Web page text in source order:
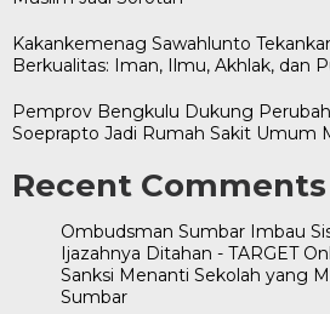
Kakankemenag Sawahlunto
Berkualitas: Iman, Ilmu, Akhlak, dan
Pemprov Bengkulu Dukung
Soeprapto Jadi Rumah Sakit Umum
Recent Comments
Ombudsman Sumbar Imbau
Ijazahnya Ditahan - TARGET
Sanksi Menanti Sekolah yang
Sumbar